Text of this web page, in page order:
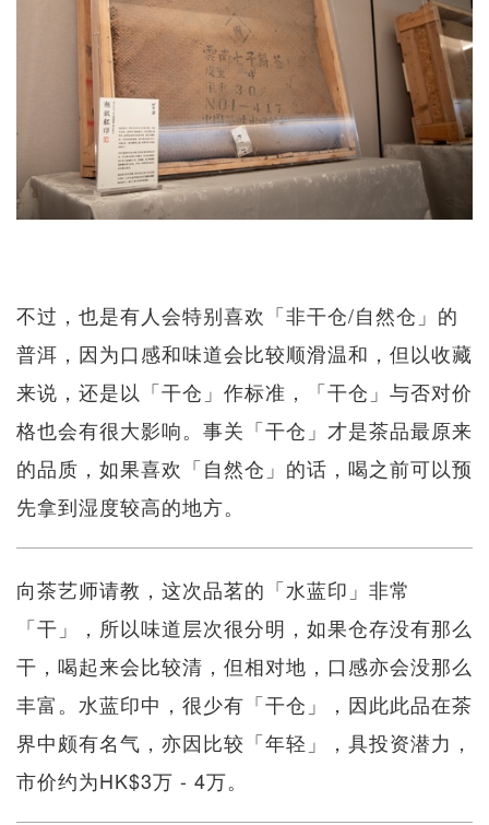
不过，也是有人会特别喜欢「非干仓/自然仓」的
普洱，因为口感和味道会比较顺滑温和，但以收藏
来说，还是以「干仓」作标准，「干仓」与否对价
格也会有很大影响。事关「干仓」才是茶品最原来
的品质，如果喜欢「自然仓」的话，喝之前可以预
先拿到湿度较高的地方。
向茶艺师请教，这次品茗的「水蓝印」非常
「干」，所以味道层次很分明，如果仓存没有那么
干，喝起来会比较清，但相对地，口感亦会没那么
丰富。水蓝印中，很少有「干仓」，因此此品在茶
界中颇有名气，亦因比较「年轻」，具投资潜力，
市价约为HK$3万 - 4万。